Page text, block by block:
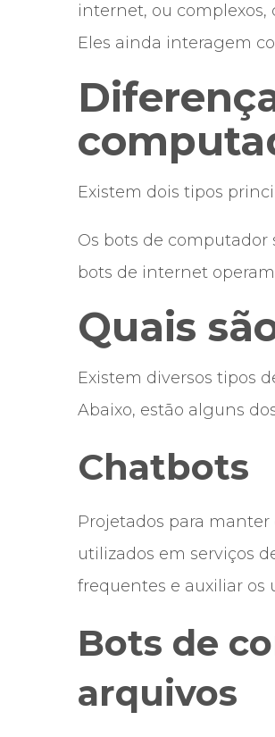
internet, ou
Eles ainda interagem
Existem dois tipos
Os bots de
bots de internet
Quais
Existem diversos tipos
Abaixo, estão alguns
Chatbots
Projetados para
utilizados em serviços
frequentes e auxiliar os
Bots de
arquivos